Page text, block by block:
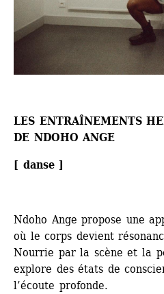
LES ENTRAÎNEMENTS
DE NDOHO ANGE
[ danse ]
Ndoho Ange propose une
où le corps devient
Nourrie par la scène et la
explore des états de
l’écoute profonde.